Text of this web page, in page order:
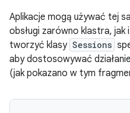
Aplikacje mogą używać tej
obsługi zarówno klastra, jak
tworzyć klasy Sessions
aby dostosowywać
(jak pokazano w tym